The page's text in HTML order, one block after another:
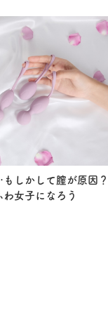
しかして膣が原因？
女子になろう